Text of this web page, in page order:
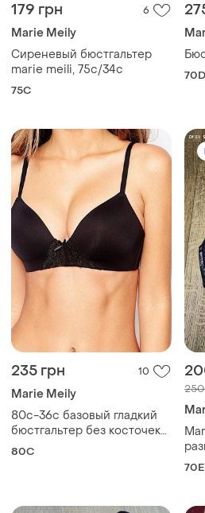
179 грн 6
Marie Meily
Сиреневый бюстгальтер
marie meili, 75с/34с
75C
70D
235 грн 10
Marie Meily
80с-36с базовый гладкий
бюстгальтер без косточек
от marie meili
80C
70E